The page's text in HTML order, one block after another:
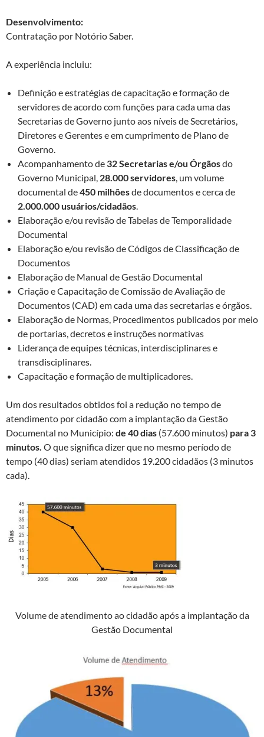
Desenvolvimento:
Contratação por Notório Saber.
A experiência incluiu:
Definição e estratégias de capacitação e formação de
servidores de acordo com funções para cada uma das
Secretarias de Governo junto aos níveis de Secretários,
Diretores e Gerentes e em cumprimento de Plano de
Governo.
Acompanhamento de 32 Secretarias e/ou Órgãosdo
Governo Municipal, 28.000 servidores, um volume
documental de450 milhõesde documentos e cerca de
2.000.000 usuários/cidadãos.
Elaboração e/ou revisão de Tabelas de Temporalidade
Documental
Elaboração e/ou revisão de Códigos de Classificação de
Documentos
Elaboração de Manual de Gestão Documental
Criação e Capacitação de Comissão de Avaliação de
Documentos (CAD) em cada uma das secretarias e órgãos.
Elaboração de Normas, Procedimentos publicados por meio
de portarias, decretos e instruções normativas
Liderança de equipes técnicas, interdisciplinares e
transdisciplinares.
Capacitação e formação de multiplicadores.
Um dos resultados obtidos foi a redução no tempo de
atendimento por cidadão com a implantação da Gestão
Documental no Município: de 40 dias (57.600 minutos) para 3
minutos. O que significa dizer que no mesmo período de
tempo (40 dias) seriam atendidos 19.200 cidadãos (3 minutos
cada).
Volume de atendimento ao cidadão após a implantação da
Gestão Documental